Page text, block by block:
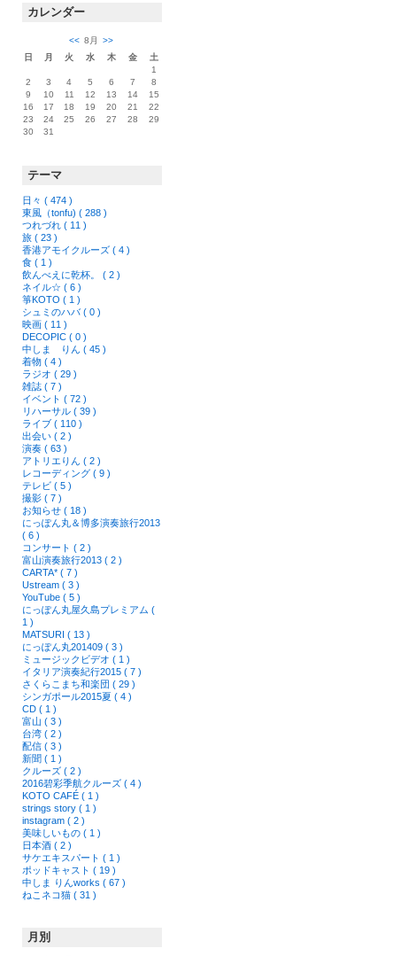
カレンダー
<< 8月
>>
日
月 火 水 木 金
土
1
2
3 4 5 6 7
8
9
10 11 12 13 14
15
16
17 18 19 20 21
22
23
24 25 26 27 28
29
30
31
テーマ
日々 ( 474 )
東風（tonfu) ( 288 )
つれづれ ( 11 )
旅 ( 23 )
香港アモイクルーズ ( 4 )
食 ( 1 )
飲んべえに乾杯。 ( 2 )
ネイル☆ ( 6 )
箏KOTO ( 1 )
シュミのハバ ( 0 )
映画 ( 11 )
DECOPIC ( 0 )
中しま りん ( 45 )
着物 ( 4 )
ラジオ ( 29 )
雑誌 ( 7 )
イベント ( 72 )
リハーサル ( 39 )
ライブ ( 110 )
出会い ( 2 )
演奏 ( 63 )
アトリエりん ( 2 )
レコーディング ( 9 )
テレビ ( 5 )
撮影 ( 7 )
お知らせ ( 18 )
にっぽん丸＆博多演奏旅行2013
( 6 )
コンサート ( 2 )
富山演奏旅行2013 ( 2 )
CARTA* ( 7 )
Ustream ( 3 )
YouTube ( 5 )
にっぽん丸屋久島プレミアム (
1 )
MATSURI ( 13 )
にっぽん丸201409 ( 3 )
ミュージックビデオ ( 1 )
イタリア演奏紀行2015 ( 7 )
さくらこまち和楽団 ( 29 )
シンガポール2015夏 ( 4 )
CD ( 1 )
富山 ( 3 )
台湾 ( 2 )
配信 ( 3 )
新聞 ( 1 )
クルーズ ( 2 )
2016碧彩季航クルーズ ( 4 )
KOTO CAFÉ ( 1 )
strings story ( 1 )
instagram ( 2 )
美味しいもの ( 1 )
日本酒 ( 2 )
サケエキスパート ( 1 )
ポッドキャスト ( 19 )
中しま りんworks ( 67 )
ねこネコ猫 ( 31 )
月別